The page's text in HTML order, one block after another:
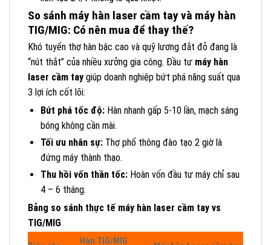
So sánh máy hàn laser cầm tay và máy hàn
TIG/MIG: Có nên mua để thay thế?
Khó tuyển thợ hàn bậc cao và quỹ lương đắt đỏ đang là
“nút thắt” của nhiều xưởng gia công. Đầu tư máy hàn
laser cầm tay giúp doanh nghiệp bứt phá năng suất qua
3 lợi ích cốt lõi:
Bứt phá tốc độ:Hàn nhanh gấp 5-10 lần, mạch sáng
bóng không cần mài.
Tối ưu nhân sự:Thợ phổ thông đào tạo 2 giờ là
đứng máy thành thạo.
Thu hồi vốn thần tốc:Hoàn vốn đầu tư máy chỉ sau
4 – 6 tháng.
Bảng so sánh thực tế máy hàn laser cầm tay vs
TIG/MIG
Hàn TIG/MIG